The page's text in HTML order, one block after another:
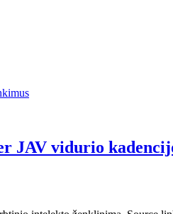
JAV vidurio